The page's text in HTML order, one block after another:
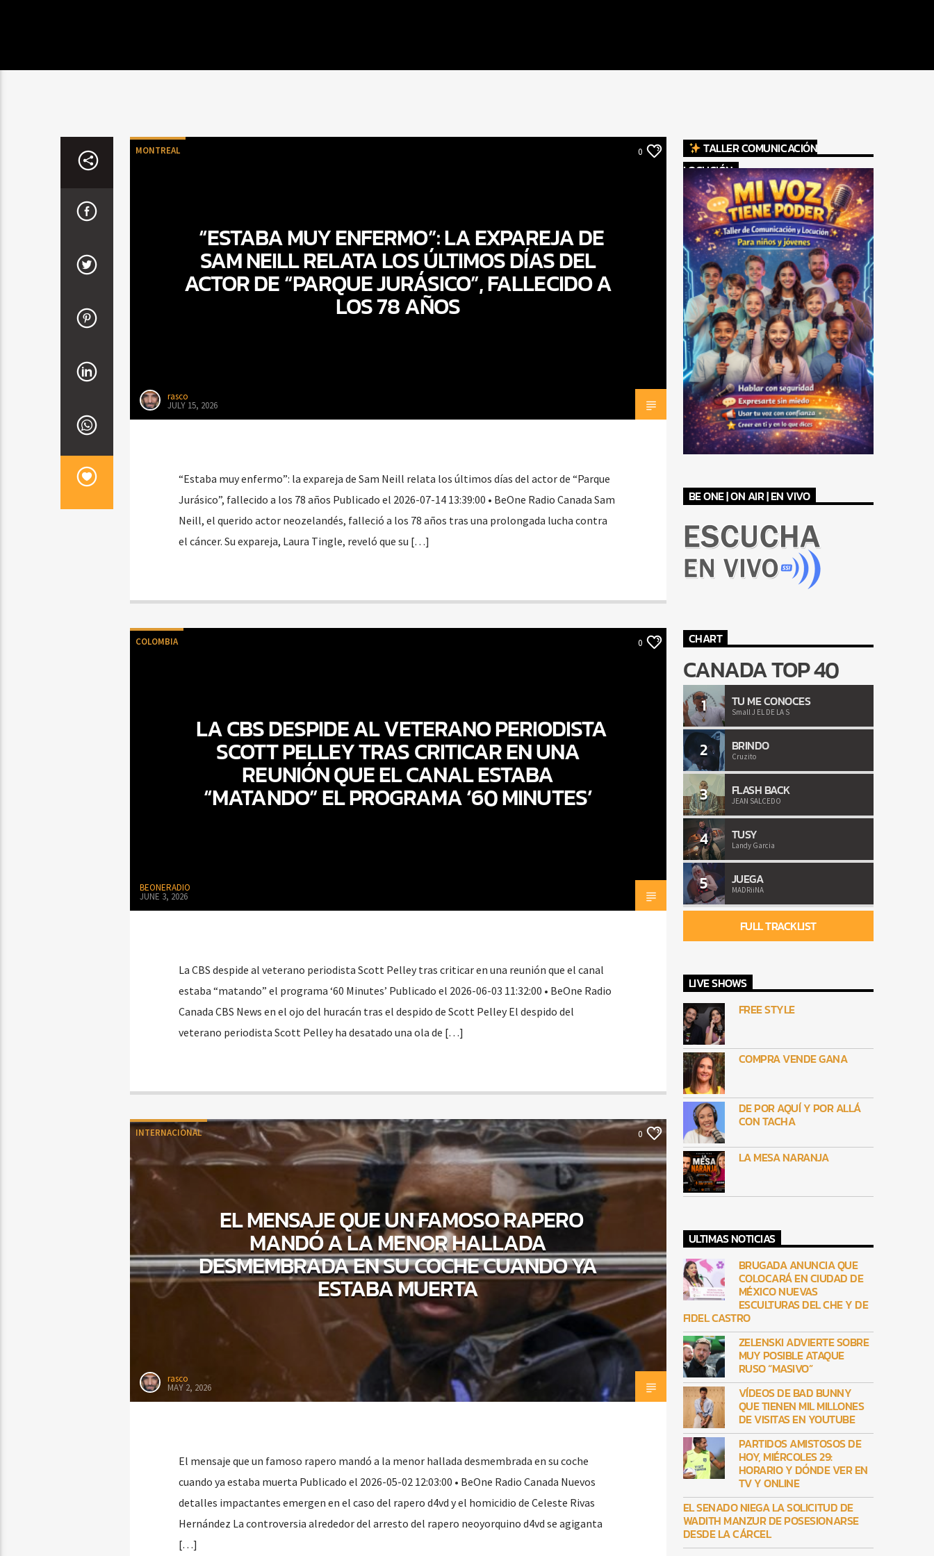
MONTREAL 0
“ESTABA MUY ENFERMO”: LA EXPAREJA DE
SAM NEILL RELATA LOS ÚLTIMOS DÍAS DEL
ACTOR DE “PARQUE JURÁSICO”, FALLECIDO A
LOS 78 AÑOS
rasco
JULY 15, 2026
“Estaba muy enfermo”: la expareja de Sam Neill relata los últimos días del actor de “Parque
Jurásico”, fallecido a los 78 años Publicado el 2026-07-14 13:39:00 • BeOne Radio Canada Sam
Neill, el querido actor neozelandés, falleció a los 78 años tras una prolongada lucha contra
el cáncer. Su expareja, Laura Tingle, reveló que su […]
COLOMBIA 0
LA CBS DESPIDE AL VETERANO PERIODISTA
SCOTT PELLEY TRAS CRITICAR EN UNA
REUNIÓN QUE EL CANAL ESTABA
“MATANDO” EL PROGRAMA ‘60 MINUTES’
BEONERADIO
JUNE 3, 2026
La CBS despide al veterano periodista Scott Pelley tras criticar en una reunión que el canal
estaba “matando” el programa ‘60 Minutes’ Publicado el 2026-06-03 11:32:00 • BeOne Radio
Canada CBS News en el ojo del huracán tras el despido de Scott Pelley El despido del
veterano periodista Scott Pelley ha desatado una ola de […]
INTERNACIONAL 0
EL MENSAJE QUE UN FAMOSO RAPERO
MANDÓ A LA MENOR HALLADA
DESMEMBRADA EN SU COCHE CUANDO YA
ESTABA MUERTA
rasco
MAY 2, 2026
El mensaje que un famoso rapero mandó a la menor hallada desmembrada en su coche
cuando ya estaba muerta Publicado el 2026-05-02 12:03:00 • BeOne Radio Canada Nuevos
detalles impactantes emergen en el caso del rapero d4vd y el homicidio de Celeste Rivas
Hernández La controversia alrededor del arresto del rapero neoyorquino d4vd se agiganta
[…]
TALLER COMUNICACIÓN
LOCUCIÓN
BE ONE | ON AIR | EN VIVO
CHART
CANADA TOP 40
1 TU ME CONOCES
Small J EL DE LA S
2 BRINDO
Cruzito
3 FLASH BACK
JEAN SALCEDO
4 TUSY
Landy Garcia
5 JUEGA
MADRiiNA
FULL TRACKLIST
LIVE SHOWS
FREE STYLE
COMPRA VENDE GANA
DE POR AQUÍ Y POR ALLÁ
CON TACHA
LA MESA NARANJA
ULTIMAS NOTICIAS
BRUGADA ANUNCIA QUE
COLOCARÁ EN CIUDAD DE
MÉXICO NUEVAS
ESCULTURAS DEL CHE Y DE
FIDEL CASTRO
ZELENSKI ADVIERTE SOBRE
MUY POSIBLE ATAQUE
RUSO “MASIVO”
VÍDEOS DE BAD BUNNY
QUE TIENEN MIL MILLONES
DE VISITAS EN YOUTUBE
PARTIDOS AMISTOSOS DE
HOY, MIÉRCOLES 29:
HORARIO Y DÓNDE VER EN
TV Y ONLINE
EL SENADO NIEGA LA SOLICITUD DE
WADITH MANZUR DE POSESIONARSE
DESDE LA CÁRCEL